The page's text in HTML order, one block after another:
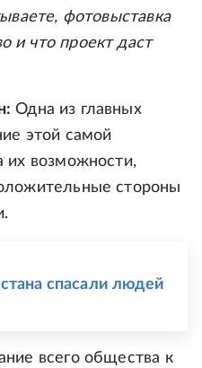
фотовыставка
и что проект даст
Одна из главных
этой самой
их возможности,
стороны
спасали людей
всего общества к